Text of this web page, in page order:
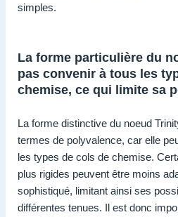
simples.
La forme particulière du
pas convenir à tous les
chemise, ce qui limite sa
La forme distinctive du noeud
termes de polyvalence, car elle
les types de cols de chemise.
plus rigides peuvent être moins
sophistiqué, limitant ainsi ses
différentes tenues. Il est donc